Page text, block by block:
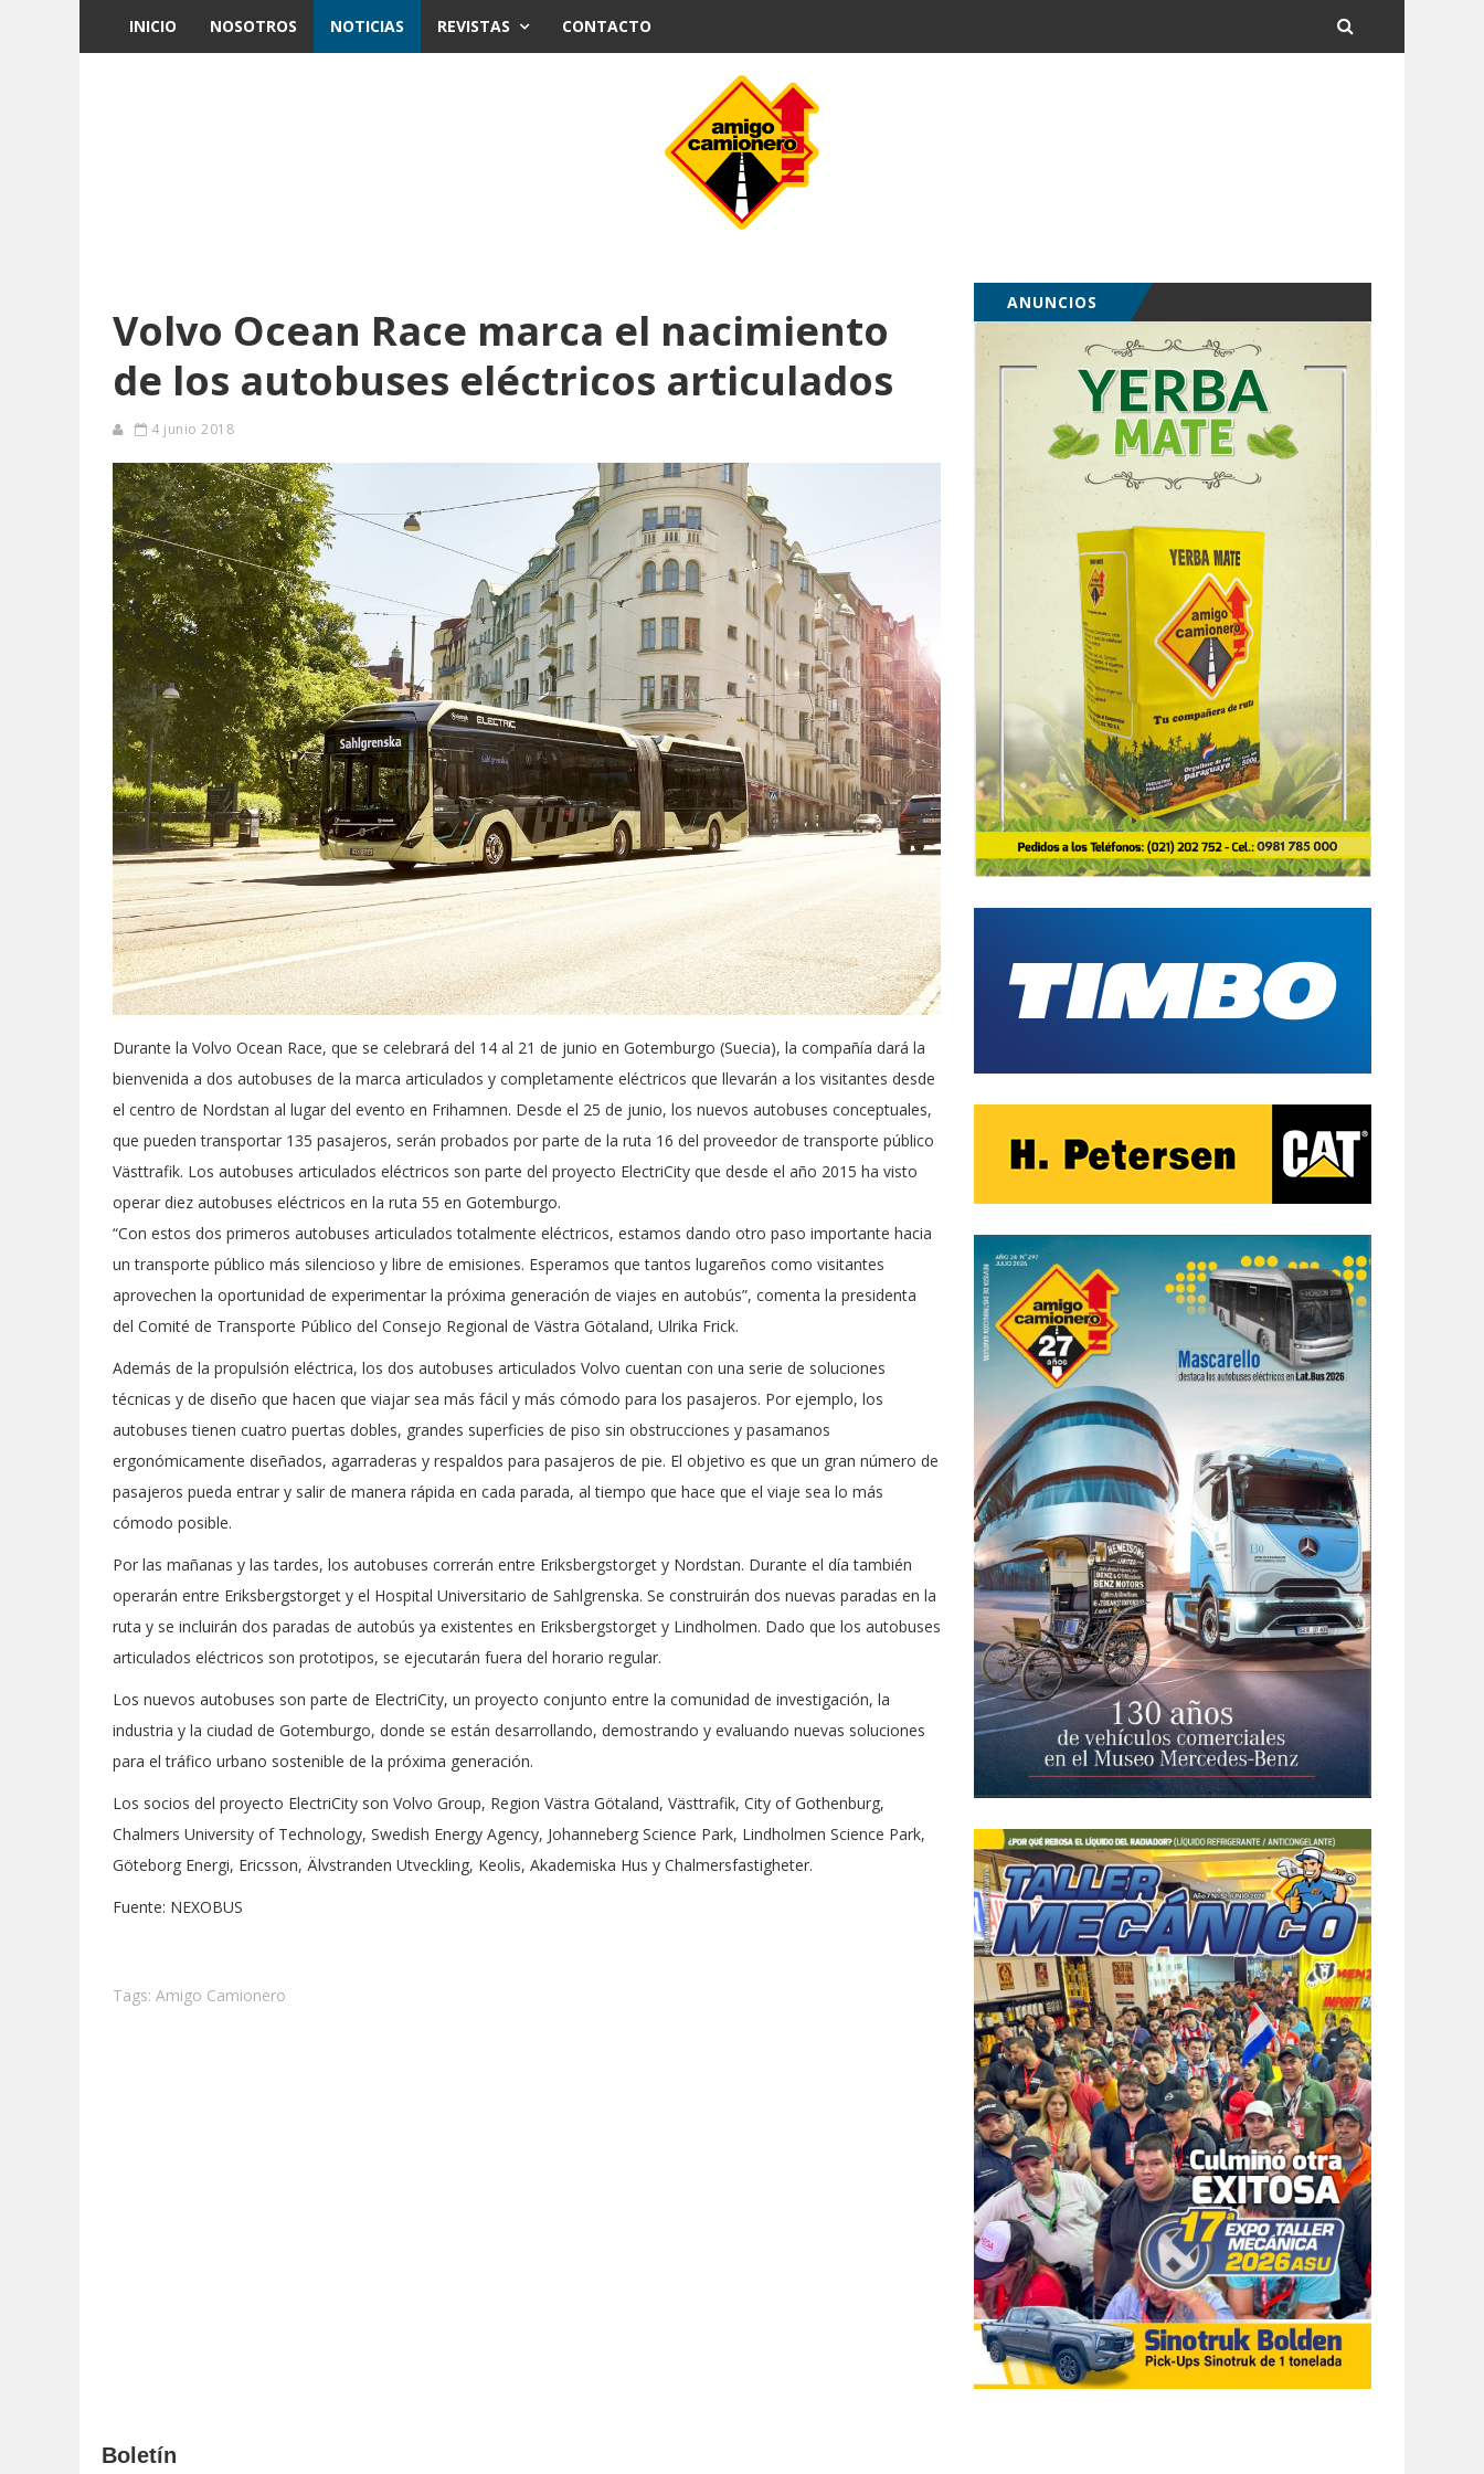
INICIO NOSOTROS NOTICIAS REVISTAS CONTACTO
Volvo Ocean Race marca el nacimiento
de los autobuses eléctricos articulados
4 junio 2018
Durante la Volvo Ocean Race, que se celebrará del 14 al 21 de junio en Gotemburgo (Suecia), la compañía dará la
bienvenida a dos autobuses de la marca articulados y completamente eléctricos que llevarán a los visitantes desde
el centro de Nordstan al lugar del evento en Frihamnen. Desde el 25 de junio, los nuevos autobuses conceptuales,
que pueden transportar 135 pasajeros, serán probados por parte de la ruta 16 del proveedor de transporte público
Västtrafik. Los autobuses articulados eléctricos son parte del proyecto ElectriCity que desde el año 2015 ha visto
operar diez autobuses eléctricos en la ruta 55 en Gotemburgo.
“Con estos dos primeros autobuses articulados totalmente eléctricos, estamos dando otro paso importante hacia
un transporte público más silencioso y libre de emisiones. Esperamos que tantos lugareños como visitantes
aprovechen la oportunidad de experimentar la próxima generación de viajes en autobús”, comenta la presidenta
del Comité de Transporte Público del Consejo Regional de Västra Götaland, Ulrika Frick.
Además de la propulsión eléctrica, los dos autobuses articulados Volvo cuentan con una serie de soluciones
técnicas y de diseño que hacen que viajar sea más fácil y más cómodo para los pasajeros. Por ejemplo, los
autobuses tienen cuatro puertas dobles, grandes superficies de piso sin obstrucciones y pasamanos
ergonómicamente diseñados, agarraderas y respaldos para pasajeros de pie. El objetivo es que un gran número de
pasajeros pueda entrar y salir de manera rápida en cada parada, al tiempo que hace que el viaje sea lo más
cómodo posible.
Por las mañanas y las tardes, los autobuses correrán entre Eriksbergstorget y Nordstan. Durante el día también
operarán entre Eriksbergstorget y el Hospital Universitario de Sahlgrenska. Se construirán dos nuevas paradas en la
ruta y se incluirán dos paradas de autobús ya existentes en Eriksbergstorget y Lindholmen. Dado que los autobuses
articulados eléctricos son prototipos, se ejecutarán fuera del horario regular.
Los nuevos autobuses son parte de ElectriCity, un proyecto conjunto entre la comunidad de investigación, la
industria y la ciudad de Gotemburgo, donde se están desarrollando, demostrando y evaluando nuevas soluciones
para el tráfico urbano sostenible de la próxima generación.
Los socios del proyecto ElectriCity son Volvo Group, Region Västra Götaland, Västtrafik, City of Gothenburg,
Chalmers University of Technology, Swedish Energy Agency, Johanneberg Science Park, Lindholmen Science Park,
Göteborg Energi, Ericsson, Älvstranden Utveckling, Keolis, Akademiska Hus y Chalmersfastigheter.
Fuente: NEXOBUS
Tags: Amigo Camionero
ANUNCIOS
Boletín